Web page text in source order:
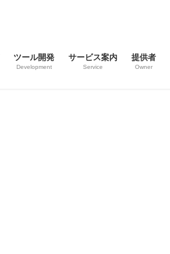
ツール開発
Development
サービス案内
Service
提供者
Owner